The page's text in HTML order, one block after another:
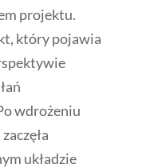
projektu.
który pojawia
wdrożeniu
układzie